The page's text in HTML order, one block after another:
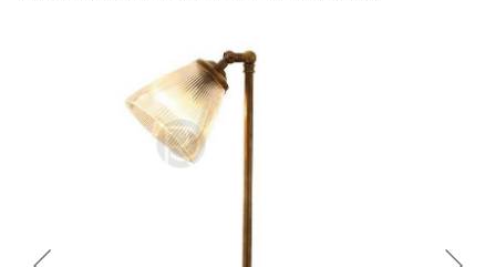
Подвесные светильники
Потолочные светильники
Бра и настенные светильники
Настольные лампы
Комплектующие